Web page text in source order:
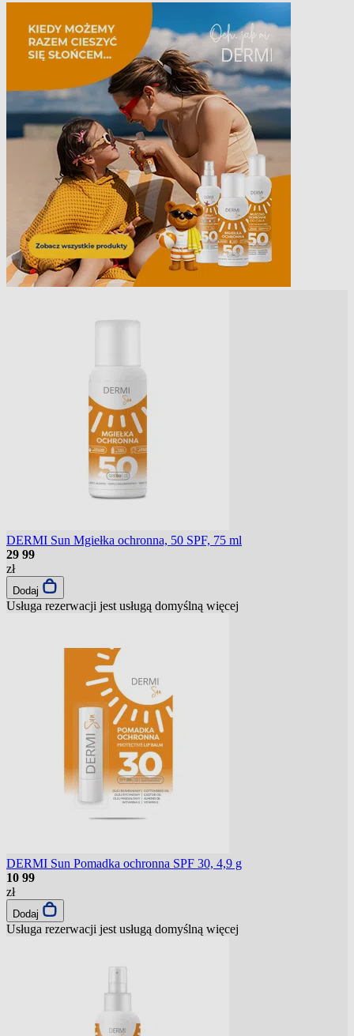
DERMI Sun Mgiełka ochronna, 50 SPF, 75 ml
29 99
zł
Dodaj
Usługa rezerwacji jest usługą domyślną więcej
DERMI Sun Pomadka ochronna SPF 30, 4,9 g
10 99
zł
Dodaj
Usługa rezerwacji jest usługą domyślną więcej